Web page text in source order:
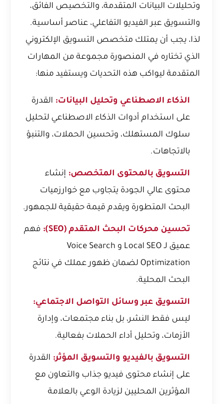
وتحليلات البيانات المتقدمة، والتخصيص الفائق،
والتسويق عبر الفيديو التفاعلي، عناصر أساسية.
لذا، يجب أن يمتلك متخصص التسويق الإلكتروني
الذي تختاره في المنصورة مجموعة من المهارات
المتقدمة ليواكب هذه التحديات ويستفيد منها:
الذكاء الاصطناعي وتحليل البيانات: القدرة
على استخدام أدوات الذكاء الاصطناعي لتحليل
سلوك المستهلك، وتحسين الحملات، والتنبؤ
بالاتجاهات.
التسويق بالمحتوى المتخصص: إنشاء
محتوى عالي الجودة يتجاوب مع خوارزميات
البحث المتطورة ويقدم قيمة حقيقية للجمهور.
تحسين محركات البحث المتقدم (SEO):
فهم
عميق لـ Local SEO و Voice Search
Optimization لضمان ظهور عملك في نتائج
البحث المحلية.
التسويق عبر وسائل التواصل الاجتماعي:
ليس فقط النشر، بل بناء مجتمعات، وإدارة
الأزمات، وتحليل أداء الحملات بفعالية.
التسويق بالفيديو والتسويق المؤثر: القدرة
على إنشاء محتوى فيديو جذاب والتعاون مع
المؤثرين المحليين لزيادة الوعي بالعلامة